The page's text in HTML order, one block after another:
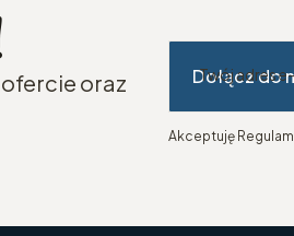
oraz
Twój adres
Dołącz do
Akceptuję